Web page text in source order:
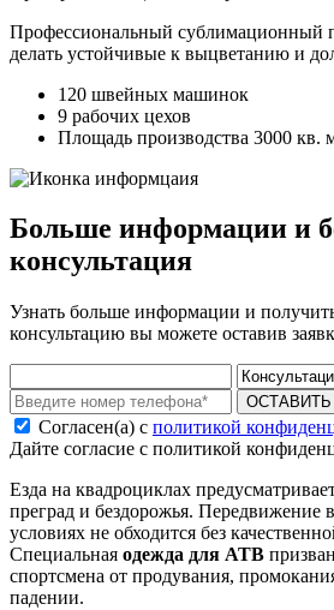
Профессиональный сублимационный
делать устойчивые к выцветанию и
120 швейных машинок
9 рабочих цехов
Площадь производства 3000 кв.
Больше информации и
консультация
Узнать больше информации и
консультацию вы можете оставив
ОСТАВИТЬ
Согласен(а) с политикой
Дайте согласие с политикой
Езда на квадроциклах
преград и бездорожья. Передвижение
условиях не обходится без
Специальная одежда для ATB
спортсмена от продувания,
падении.